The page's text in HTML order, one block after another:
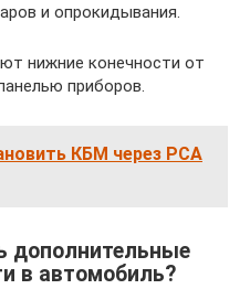
и опрокидывания.
нижние конечности от
приборов.
КБМ через РСА
дополнительные
в автомобиль?